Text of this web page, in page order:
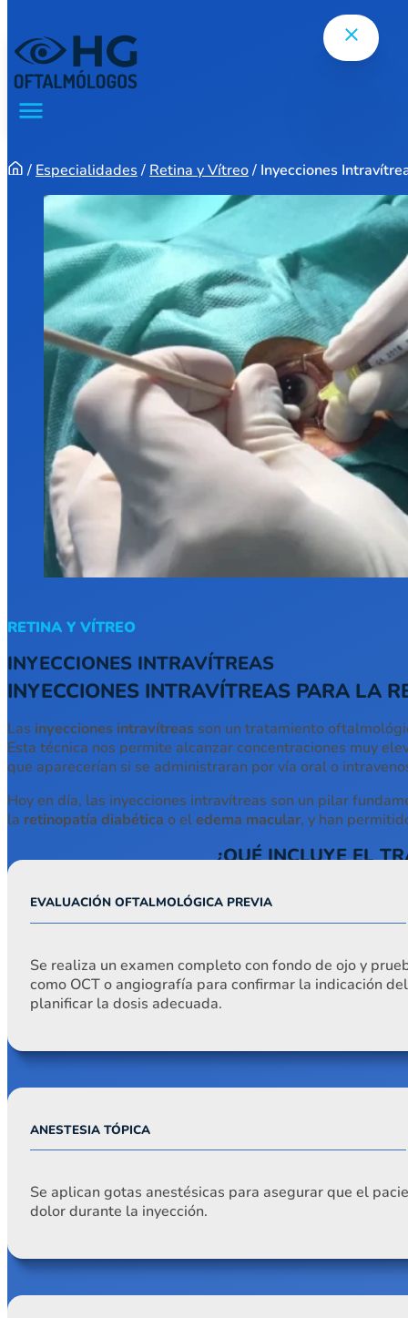
Saltar al pie de página
/ Especialidades / Retina y Vítreo/ Inyecciones
RETINA Y VÍTREO
INYECCIONES INTRAVÍTREAS
INYECCIONES INTRAVÍTREAS PARA LA
Las inyecciones intravítreas son un tratamiento
Esta técnica nos permite alcanzar concentraciones muy
que aparecerían si se administraran por vía oral o
Hoy en día, las inyecciones intravítreas son un pilar
la retinopatía diabética o eledema macular, y han
¿QUÉ INCLUYE EL
EVALUACIÓN OFTALMOLÓGICA PREVIA
Se realiza un examen completo con fondo de ojo y
como OCT o angiografía para confirmar la indicación
planificar la dosis adecuada.
ANESTESIA TÓPICA
Se aplican gotas anestésicas para asegurar que el
dolor durante la inyección.